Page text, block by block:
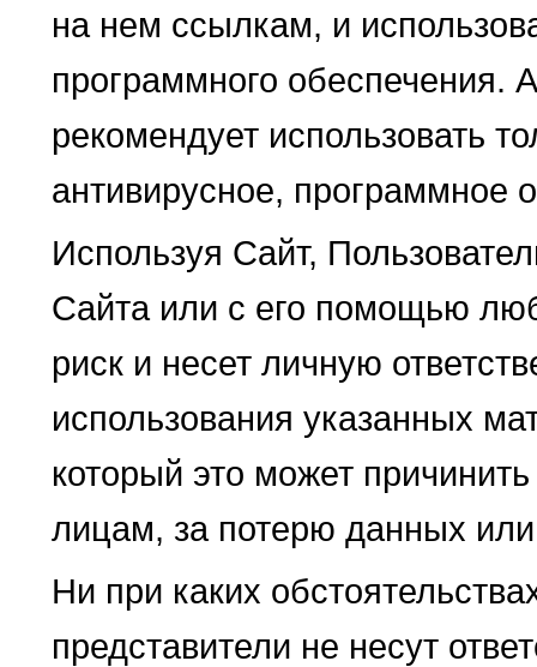
на нем ссылкам, и
программного обеспечения.
рекомендует использовать
антивирусное, программное
Используя Сайт,
Сайта или с его помощью
риск и несет личную
использования указанных
который это может
лицам, за потерю данных
Ни при каких
представители не несут